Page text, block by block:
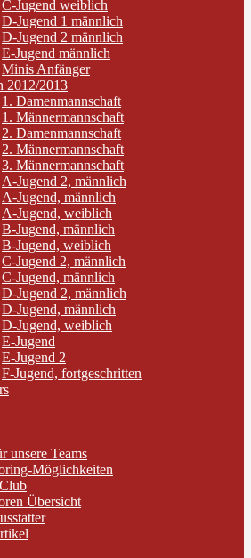
C-Jugend weiblich
D-Jugend 1 männlich
D-Jugend 2 männlich
E-Jugend männlich
Minis Anfänger
2012/2013
1. Damenmannschaft
1. Männermannschaft
2. Damenmannschaft
2. Männermannschaft
3. Männermannschaft
A-Jugend 2, männlich
A-Jugend, männlich
A-Jugend, weiblich
B-Jugend, männlich
B-Jugend, weiblich
C-Jugend 2, männlich
C-Jugend, männlich
D-Jugend 2, männlich
D-Jugend, männlich
D-Jugend, weiblich
E-Jugend
E-Jugend 2
F-Jugend, fortgeschritten
unsere Teams
Möglichkeiten
Übersicht